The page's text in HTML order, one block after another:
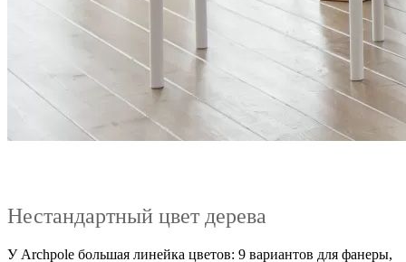
Нестандартный цвет дерева
У Archpole большая линейка цветов: 9 вариантов для фанеры,